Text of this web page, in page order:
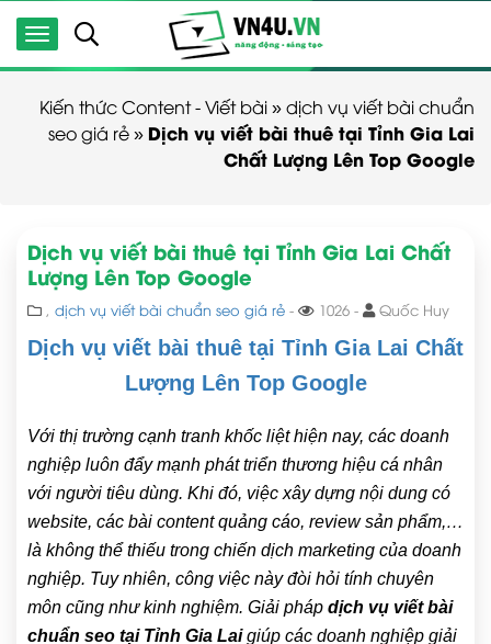
Kiến thức Content - Viết bài»dịch vụ viết bài chuẩn
seo giá rẻ» Dịch vụ viết bài thuê tại Tỉnh Gia Lai
Chất Lượng Lên Top Google
Dịch vụ viết bài thuê tại Tỉnh Gia Lai Chất
Lượng Lên Top Google
, dịch vụ viết bài chuẩn seo giá rẻ - 1026 - Quốc Huy
Dịch vụ viết bài thuê tại Tỉnh Gia Lai Chất
Lượng Lên Top Google
Với thị trường cạnh tranh khốc liệt hiện nay, các doanh
nghiệp luôn đẩy mạnh phát triển thương hiệu cá nhân
với người tiêu dùng. Khi đó, việc xây dựng nội dung có
website, các bài content quảng cáo, review sản phẩm,…
là không thể thiếu trong chiến dịch marketing của doanh
nghiệp. Tuy nhiên, công việc này đòi hỏi tính chuyên
môn cũng như kinh nghiệm. Giải pháp dịch vụ viết bài
chuẩn seo tại Tỉnh Gia Laigiúp các doanh nghiệp giải